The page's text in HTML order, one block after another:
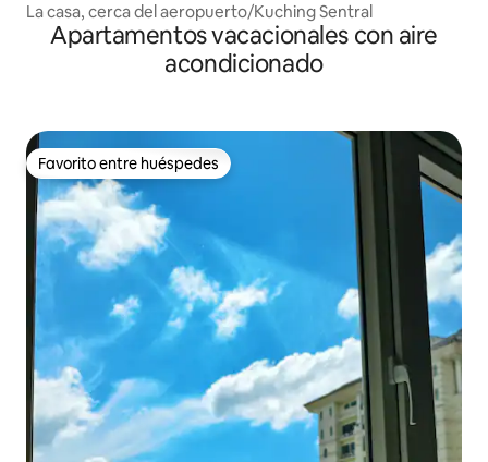
La casa, cerca del aeropuerto/Kuching Sentral
Apartamentos vacacionales con aire
acondicionado
Favorito entre huéspedes
Favorito entre huéspedes